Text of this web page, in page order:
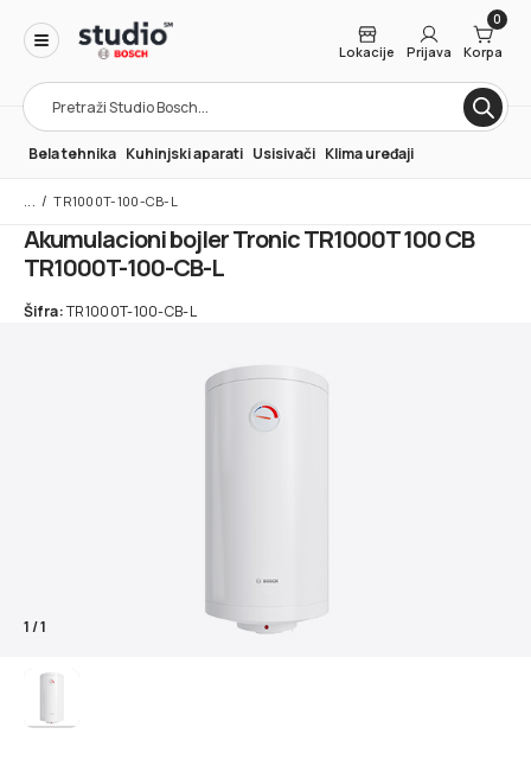
Products
search
Lokacije Prijava
0
Korpa
Bela tehnika Kuhinjski aparati Usisivači Klima uređaji
/ TR1000T-100-CB-L
Akumulacioni bojler Tronic TR1000T 100 CB
TR1000T-100-CB-L
Šifra:TR1000T-100-CB-L
1/1